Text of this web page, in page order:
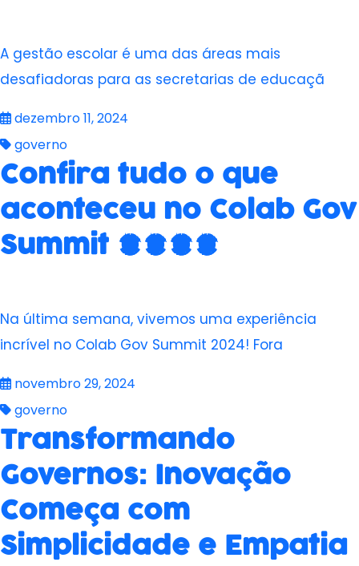
A gestão escolar é uma das áreas mais
desafiadoras para as secretarias de educaçã
dezembro 11, 2024
governo
Confira tudo o que
aconteceu no Colab Gov
Summit 2024
Na última semana, vivemos uma experiência
incrível no Colab Gov Summit 2024! Fora
novembro 29, 2024
governo
Transformando
Governos: Inovação
Começa com
Simplicidade e Empatia